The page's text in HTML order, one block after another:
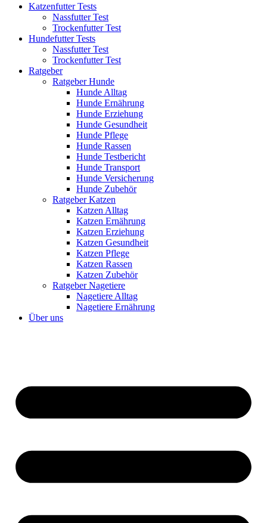
Katzenfutter Tests
Nassfutter Test
Trockenfutter Test
Hundefutter Tests
Nassfutter Test
Trockenfutter Test
Ratgeber
Ratgeber Hunde
Hunde Alltag
Hunde Ernährung
Hunde Erziehung
Hunde Gesundheit
Hunde Pflege
Hunde Rassen
Hunde Testbericht
Hunde Transport
Hunde Versicherung
Hunde Zubehör
Ratgeber Katzen
Katzen Alltag
Katzen Ernährung
Katzen Erziehung
Katzen Gesundheit
Katzen Pflege
Katzen Rassen
Katzen Zubehör
Ratgeber Nagetiere
Nagetiere Alltag
Nagetiere Ernährung
Über uns